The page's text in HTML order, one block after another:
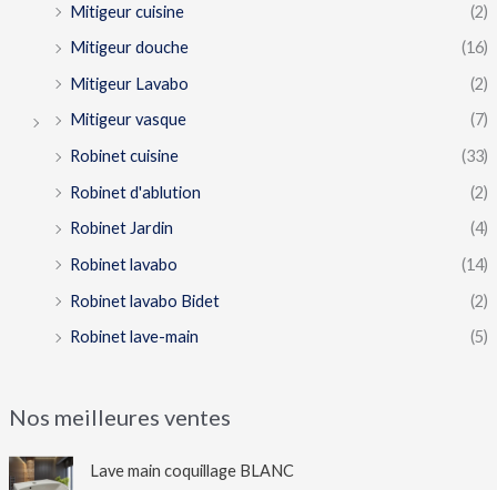
Mitigeur cuisine
(2)
Mitigeur douche
(16)
Mitigeur Lavabo
(2)
Mitigeur vasque
(7)
Robinet cuisine
(33)
Robinet d'ablution
(2)
Robinet Jardin
(4)
Robinet lavabo
(14)
Robinet lavabo Bidet
(2)
Robinet lave-main
(5)
Nos meilleures ventes
Lave main coquillage BLANC